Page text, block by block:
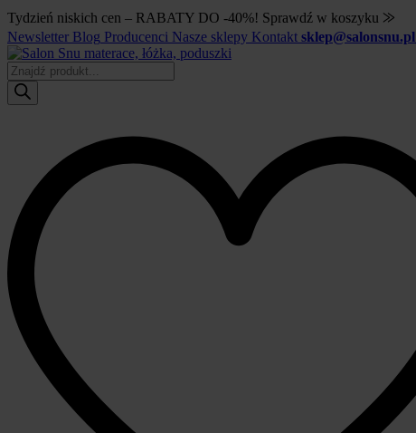
Tydzień niskich cen – RABATY DO -40%! Sprawdź w koszyku ⨠
Newsletter Blog Producenci Nasze sklepy Kontakt sklep@salonsnu.pl
Wyszukiwarka
produktów